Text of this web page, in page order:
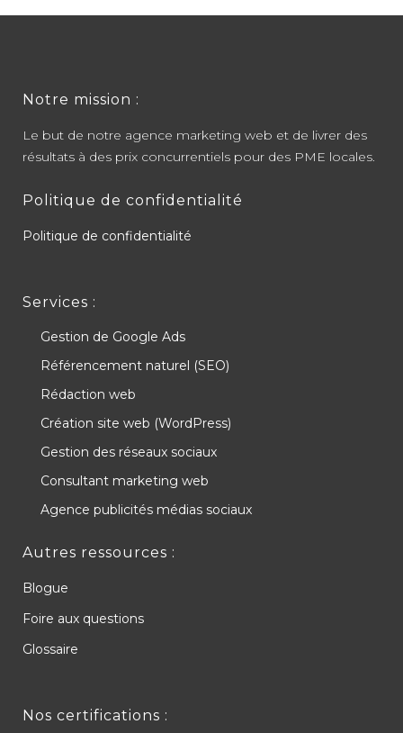
Notre mission :
Le but de notre agence marketing web et de livrer des
résultats à des prix concurrentiels pour des PME locales.
Politique de confidentialité
Politique de confidentialité
Services :
Gestion de Google Ads
Référencement naturel (SEO)
Rédaction web
Création site web (WordPress)
Gestion des réseaux sociaux
Consultant marketing web
Agence publicités médias sociaux
Autres ressources :
Blogue
Foire aux questions
Glossaire
Nos certifications :